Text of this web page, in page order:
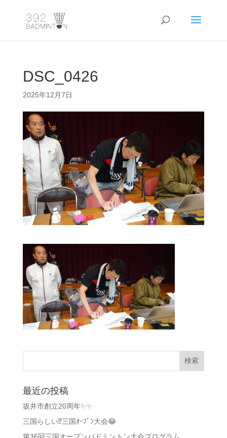
DSC_0426
2025年12月7日
最近の投稿
坂井市創立20周年✨✨
三国らしい⁉️三国ｵｰﾌﾟﾝ大会😂